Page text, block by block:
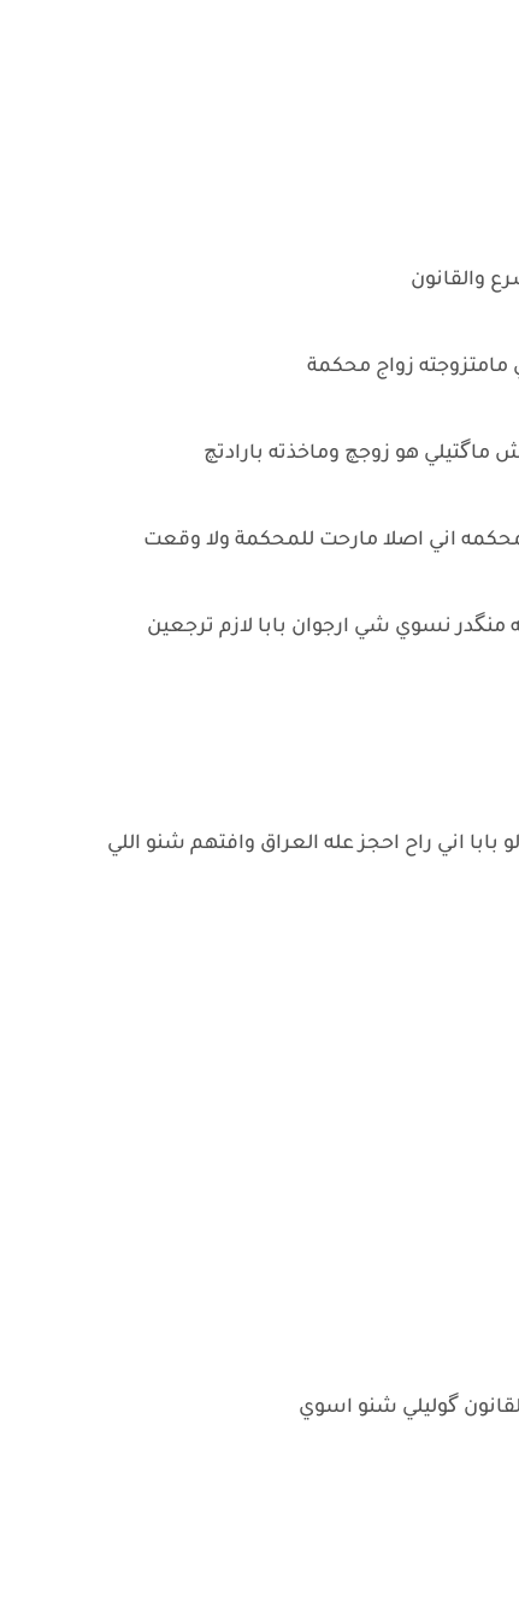
والقانون
مامتزوجته زواج محكمة
هو زوجچ وماخذته بارادتچ
اني اصلا مارحت للمحكمة ولا وقعت
منگدر نسوي شي ارجوان بابا لازم ترجعين
اني راح احجز عله العراق وافتهم شنو اللي
گوليلي شنو اسوي